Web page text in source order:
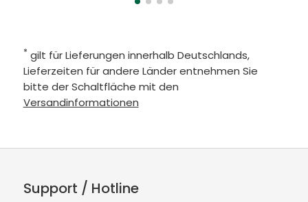
* gilt für Lieferungen innerhalb Deutschlands,
Lieferzeiten für andere Länder entnehmen Sie
bitte der Schaltfläche mit den
Versandinformationen
Support / Hotline